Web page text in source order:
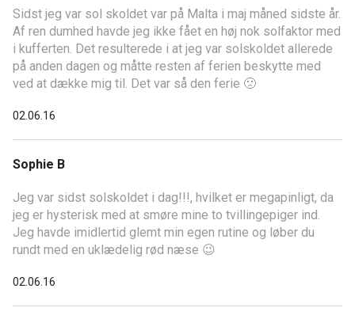
Sidst jeg var sol skoldet var på Malta i maj måned sidste år.
Af ren dumhed havde jeg ikke fået en høj nok solfaktor med
i kufferten. Det resulterede i at jeg var solskoldet allerede
på anden dagen og måtte resten af ferien beskytte med
ved at dække mig til. Det var så den ferie 🙁
02.06.16
Sophie B
Jeg var sidst solskoldet i dag!!!, hvilket er megapinligt, da
jeg er hysterisk med at smøre mine to tvillingepiger ind.
Jeg havde imidlertid glemt min egen rutine og løber du
rundt med en uklædelig rød næse 😉
02.06.16